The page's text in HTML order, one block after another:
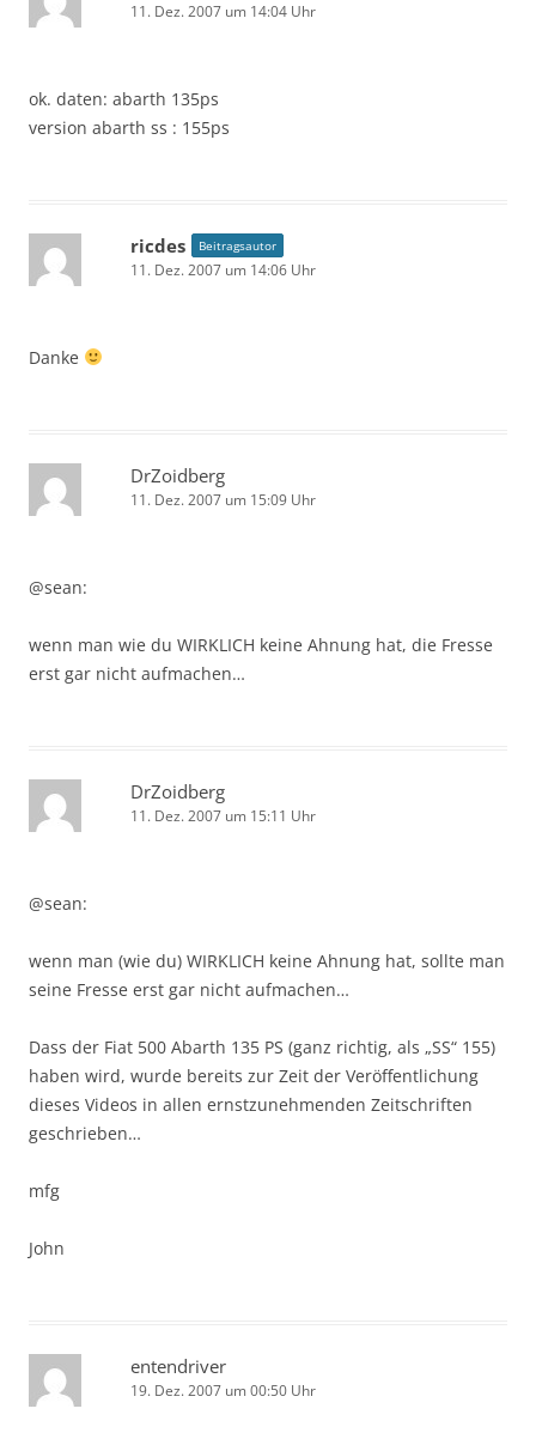
11. Dez. 2007 um 14:04 Uhr
ok. daten: abarth 135ps
version abarth ss : 155ps
ricdes Beitragsautor
11. Dez. 2007 um 14:06 Uhr
Danke
DrZoidberg
11. Dez. 2007 um 15:09 Uhr
@sean:
wenn man wie du WIRKLICH keine Ahnung hat, die Fresse
erst gar nicht aufmachen…
DrZoidberg
11. Dez. 2007 um 15:11 Uhr
@sean:
wenn man (wie du) WIRKLICH keine Ahnung hat, sollte man
seine Fresse erst gar nicht aufmachen…
Dass der Fiat 500 Abarth 135 PS (ganz richtig, als „SS“ 155)
haben wird, wurde bereits zur Zeit der Veröffentlichung
dieses Videos in allen ernstzunehmenden Zeitschriften
geschrieben…
mfg
John
entendriver
19. Dez. 2007 um 00:50 Uhr